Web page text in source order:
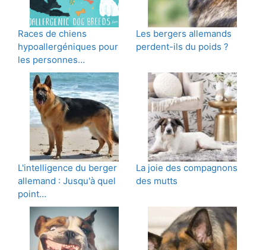
Races de chiens
hypoallergéniques pour
les personnes…
Les bergers allemands
perdent-ils du poids ?
L'intelligence du berger
allemand : Jusqu'à quel
point…
La joie des compagnons
des mutts